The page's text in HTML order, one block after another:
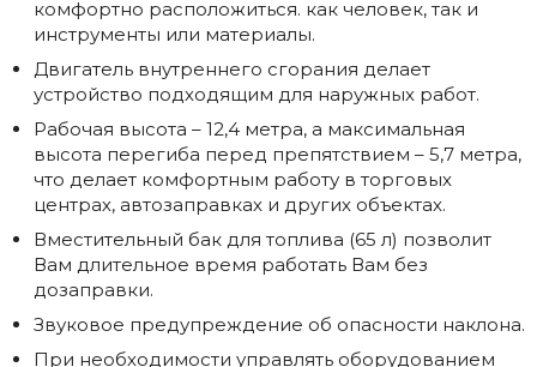
комфортно расположиться. как человек, так и
инструменты или материалы.
Двигатель внутреннего сгорания делает
устройство подходящим для наружных работ.
Рабочая высота – 12,4 метра, а максимальная
высота перегиба перед препятствием – 5,7 метра,
что делает комфортным работу в торговых
центрах, автозаправках и других объектах.
Вместительный бак для топлива (65 л) позволит
Вам длительное время работать Вам без
дозаправки.
Звуковое предупреждение об опасности наклона.
При необходимости управлять оборудованием